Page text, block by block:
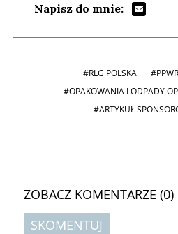
Napisz do mnie:
#RLG POLSKA
#OPAKOWANIA I ODPADY
#ARTYKUŁ
ZOBACZ KOMENTARZE (0)
SKOMENTUJ